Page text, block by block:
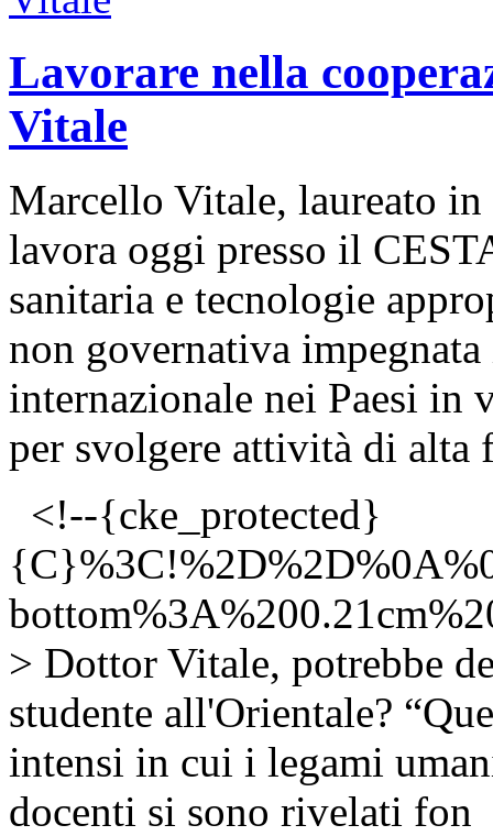
Lavorare nella
Vitale
Marcello Vitale, laureato
lavora oggi presso il
sanitaria e tecnologie
non governativa
internazionale nei Paesi in
per svolgere attività di alta
<!--{cke_protected}
> Dottor Vitale, potrebbe
studente all'Orientale?
intensi in cui i legami
docenti si sono rivelati fon